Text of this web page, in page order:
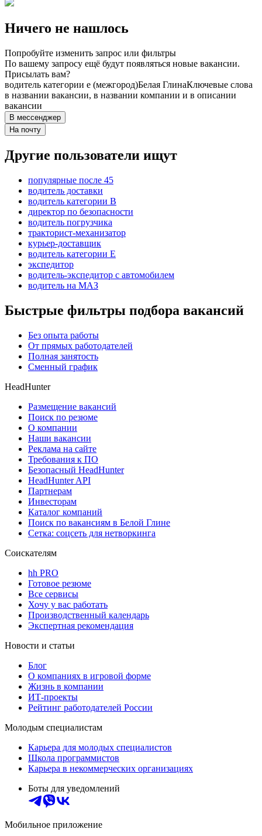
Ничего не нашлось
Попробуйте изменить запрос или фильтры
По вашему запросу ещё будут появляться новые вакансии.
Присылать вам?
водитель категории e (межгород)Белая ГлинаКлючевые слова
в названии вакансии, в названии компании и в описании
вакансии
В мессенджер
На почту
Другие пользователи ищут
популярные после 45
водитель доставки
водитель категории B
директор по безопасности
водитель погрузчика
тракторист-механизатор
курьер-доставщик
водитель категории E
экспедитор
водитель-экспедитор с автомобилем
водитель на МАЗ
Быстрые фильтры подбора вакансий
Без опыта работы
От прямых работодателей
Полная занятость
Сменный график
HeadHunter
Размещение вакансий
Поиск по резюме
О компании
Наши вакансии
Реклама на сайте
Требования к ПО
Безопасный HeadHunter
HeadHunter API
Партнерам
Инвесторам
Каталог компаний
Поиск по вакансиям в Белой Глине
Сетка: соцсеть для нетворкинга
Соискателям
hh PRO
Готовое резюме
Все сервисы
Хочу у вас работать
Производственный календарь
Экспертная рекомендация
Новости и статьи
Блог
О компаниях в игровой форме
Жизнь в компании
ИТ-проекты
Рейтинг работодателей России
Молодым специалистам
Карьера для молодых специалистов
Школа программистов
Карьера в некоммерческих организациях
Боты для уведомлений
Мобильное приложение